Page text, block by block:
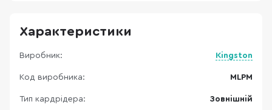
Характеристики
Виробник: Kingston
Код виробника: MLPM
Тип кардрідера: Зовнішній